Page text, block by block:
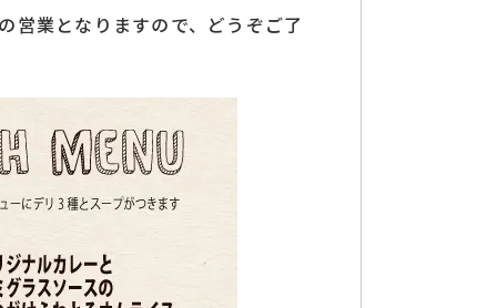
営業となりますので、どうぞご了